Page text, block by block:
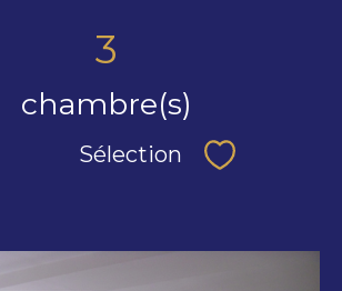
3
chambre(s)
Sélection